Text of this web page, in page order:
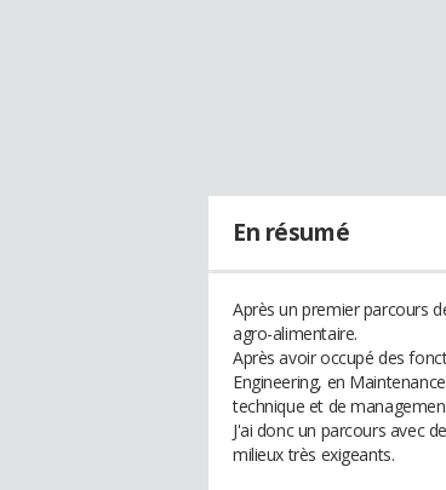
En résumé
Après un premier parcours
agro-alimentaire.
Après avoir occupé des
Engineering, en
technique et de
J'ai donc un parcours avec
milieux très exigeants.